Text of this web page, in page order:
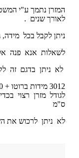
המזרן נתמך ע"י
לאורך שנים .
ניתן לקבל בכל
לשאלות אנא פנה אלינו 1700-50-
לא ניתן בדגם זה
ס"מ
לא ניתן לרכוש את